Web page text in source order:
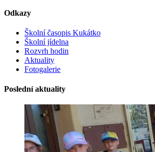
Odkazy
Školní časopis Kukátko
Školní jídelna
Rozvrh hodin
Aktuality
Fotogalerie
Poslední aktuality